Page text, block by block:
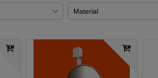
2 € ―
Material
Uni